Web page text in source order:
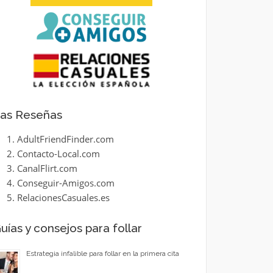
Reseñas
AdultFriendFinder.com
Contacto-Local.com
CanalFlirt.com
Conseguir-Amigos.com
RelacionesCasuales.es
y consejos para follar
Estrategia infalible para follar en la primera cita